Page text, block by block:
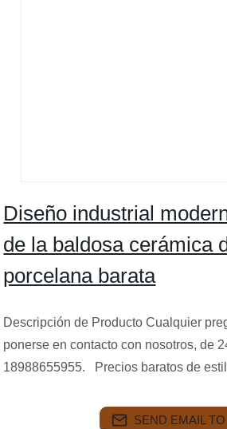
Diseño industrial
de la baldosa cerámica
porcelana barata
Descripción de Producto Cualquier
ponerse en contacto con nosotros, de
18988655955. Precios baratos de
SEND EMAIL